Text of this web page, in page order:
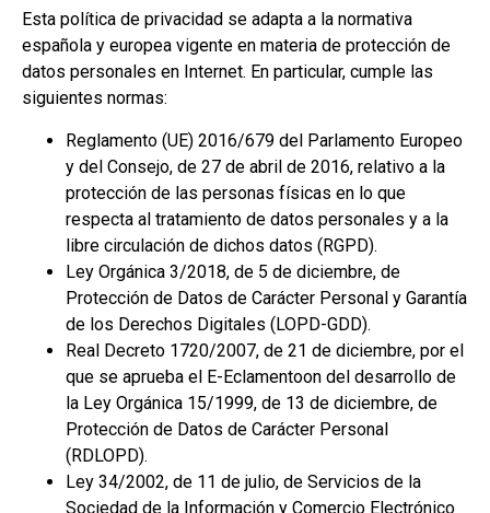
Esta política de privacidad se adapta a la normativa
española y europea vigente en materia de protección de
datos personales en Internet. En particular, cumple las
siguientes normas:
Reglamento (UE) 2016/679 del Parlamento Europeo
y del Consejo, de 27 de abril de 2016, relativo a la
protección de las personas físicas en lo que
respecta al tratamiento de datos personales y a la
libre circulación de dichos datos (RGPD).
Ley Orgánica 3/2018, de 5 de diciembre, de
Protección de Datos de Carácter Personal y Garantía
de los Derechos Digitales (LOPD-GDD).
Real Decreto 1720/2007, de 21 de diciembre, por el
que se aprueba el E-Eclamentoon del desarrollo de
la Ley Orgánica 15/1999, de 13 de diciembre, de
Protección de Datos de Carácter Personal
(RDLOPD).
Ley 34/2002, de 11 de julio, de Servicios de la
Sociedad de la Información y Comercio Electrónico